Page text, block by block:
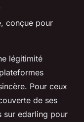
conçue pour
légitimité
Pour ceux
de ses
sur edarling pour